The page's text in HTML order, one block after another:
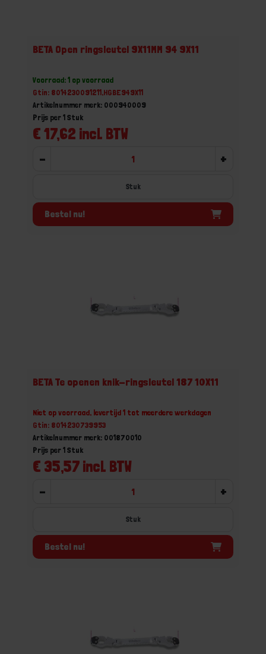
BETA Open ringsleutel 9X11MM 94 9X11
Voorraad: 1 op voorraad
Gtin: 8014230091211,HGBE949X11
Artikelnummer merk: 000940009
€ 17,62 incl. BTW
Prijs per 1 Stuk
- +
Stuk
Bestel nu!
BETA Te openen knik-ringsleutel 187 10X11
Niet op voorraad, levertijd 1 tot meerdere werkdagen
Gtin: 8014230739953
Artikelnummer merk: 001870010
€ 35,57 incl. BTW
Prijs per 1 Stuk
- +
Stuk
Bestel nu!